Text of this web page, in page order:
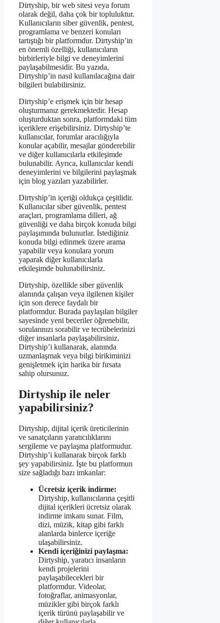
Dirtyship, bir web sitesi veya forum
olarak değil, daha çok bir topluluktur.
Kullanıcıların siber güvenlik, pentest,
programlama ve benzeri konuları
tartıştığı bir platformdur. Dirtyship’in
en önemli özelliği, kullanıcıların
birbirleriyle bilgi ve deneyimlerini
paylaşabilmesidir. Bu yazıda,
Dirtyship’in nasıl kullanılacağına dair
bilgileri bulabilirsiniz.
Dirtyship’e erişmek için bir hesap
oluşturmanız gerekmektedir. Hesap
oluşturduktan sonra, platformdaki tüm
içeriklere erişebilirsiniz. Dirtyship’te
kullanıcılar, forumlar aracılığıyla
konular açabilir, mesajlar gönderebilir
ve diğer kullanıcılarla etkileşimde
bulunabilir. Ayrıca, kullanıcılar kendi
deneyimlerini ve bilgilerini paylaşmak
için blog yazıları yazabilirler.
Dirtyship’in içeriği oldukça çeşitlidir.
Kullanıcılar siber güvenlik, pentest
araçları, programlama dilleri, ağ
güvenliği ve daha birçok konuda bilgi
paylaşımında bulunurlar. İstediğiniz
konuda bilgi edinmek üzere arama
yapabilir veya konulara yorum
yaparak diğer kullanıcılarla
etkileşimde bulunabilirsiniz.
Dirtyship, özellikle siber güvenlik
alanında çalışan veya ilgilenen kişiler
için son derece faydalı bir
platformdur. Burada paylaşılan bilgiler
sayesinde yeni beceriler öğrenebilir,
sorularınızı sorabilir ve tecrübelerinizi
diğer insanlarla paylaşabilirsiniz.
Dirtyship’i kullanarak, alanında
uzmanlaşmak veya bilgi birikiminizi
genişletmek için harika bir fırsata
sahip olursunuz.
Dirtyship ile neler
yapabilirsiniz?
Dirtyship, dijital içerik üreticilerinin
ve sanatçıların yaratıcılıklarını
sergileme ve paylaşma platformudur.
Dirtyship’i kullanarak birçok farklı
şey yapabilirsiniz. İşte bu platformun
size sağladığı bazı imkanlar:
Ücretsiz içerik indirme:
Dirtyship, kullanıcılarına çeşitli
dijital içerikleri ücretsiz olarak
indirme imkanı sunar. Film,
dizi, müzik, kitap gibi farklı
alanlarda binlerce içeriğe
ulaşabilirsiniz.
Kendi içeriğinizi paylaşma:
Dirtyship, yaratıcı insanların
kendi projelerini
paylaşabilecekleri bir
platformdur. Videolar,
fotoğraflar, animasyonlar,
müzikler gibi birçok farklı
içerik türünü paylaşabilir ve